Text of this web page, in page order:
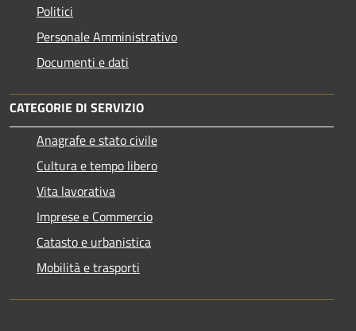
Politici
Personale Amministrativo
Documenti e dati
CATEGORIE DI SERVIZIO
Anagrafe e stato civile
Cultura e tempo libero
Vita lavorativa
Imprese e Commercio
Catasto e urbanistica
Mobilità e trasporti